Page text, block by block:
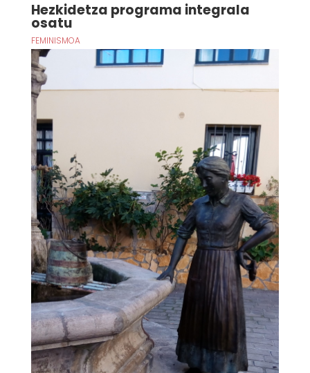
Hezkidetza programa integrala
osatu
FEMINISMOA